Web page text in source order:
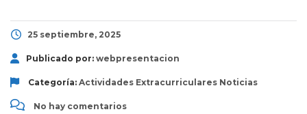
25 septiembre, 2025
Publicado por: webpresentacion
Categoría: Actividades Extracurriculares Noticias
No hay comentarios